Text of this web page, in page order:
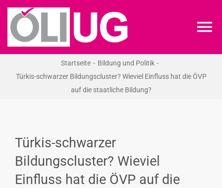
Zum
Inhalt
springen
RECHT
Startseite
Bildung und Politik
Türkis-schwarzer Bildungscluster? Wieviel Einfluss hat die ÖVP
auf die staatliche Bildung?
Türkis-schwarzer
Bildungscluster? Wieviel
Einfluss hat die ÖVP auf die